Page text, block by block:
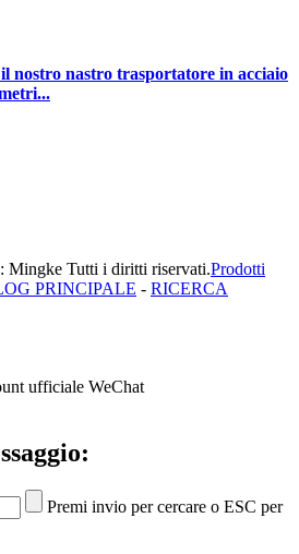
nostro nastro trasportatore in acciaio
Mingke Tutti i diritti riservati.Prodotti
PRINCIPALE - RICERCA
ufficiale WeChat
Premi invio per cercare o ESC per